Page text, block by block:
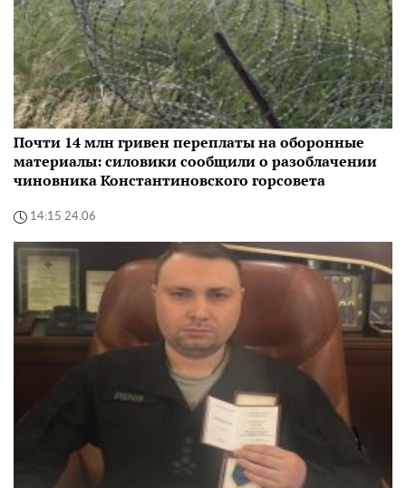
Почти 14 млн гривен переплаты на оборонные
материалы: силовики сообщили о разоблачении
чиновника Константиновского горсовета
14:15 24.06